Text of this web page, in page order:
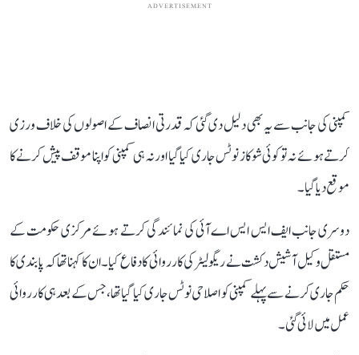
ADVERTISEMENT
کمپنی کی جانب سے یہ بھی دلیل دی گئی کہ قدرتی انصاف کے اصولوں کی خلاف ورزی
کرتے ہوئے نہ تو کوئی شوکاز نوٹس جاری کیا گیا اور نہ ہی کمپنی کو اپنا موقف پیش کرنے کا
موقع دیا گیا۔
دوسری جانب ایف ایس ایس اے آئی کی نمائندگی کرتے ہوئے مرکزی حکومت کے
مستقل وکیل آشیش دکشت نے ریگولیٹر کی کارروائی کا دفاع کیا۔ ان کا کہنا تھا کہ پابندی کا
حکم جاری کرنے سے پہلے کمپنی کو اصلاحی نوٹس جاری کیا گیا تھا، جس کے بعد ہی کارروائی
عمل میں لائی گئی۔